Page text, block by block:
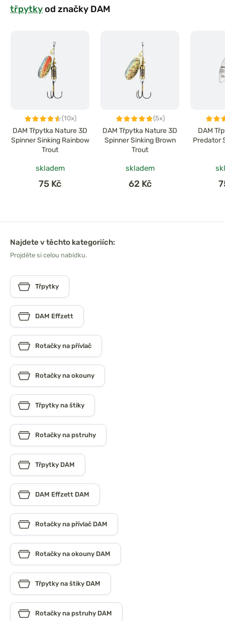
třpytkyod značky DAM
(10x)
DAM Třpytka Nature 3D
Spinner Sinking Rainbow
Trout
skladem
75 Kč
(5x)
DAM Třpytka Nature 3D
Spinner Sinking Brown
Trout
skladem
62 Kč
DAM
Predator
Najdete v těchto kategoriích:
Projděte si celou nabídku.
Třpytky
DAM Effzett
Rotačky na přívlač
Rotačky na okouny
Třpytky na štiky
Rotačky na pstruhy
Třpytky DAM
DAM Effzett DAM
Rotačky na přívlač DAM
Rotačky na okouny DAM
Třpytky na štiky DAM
Rotačky na pstruhy DAM